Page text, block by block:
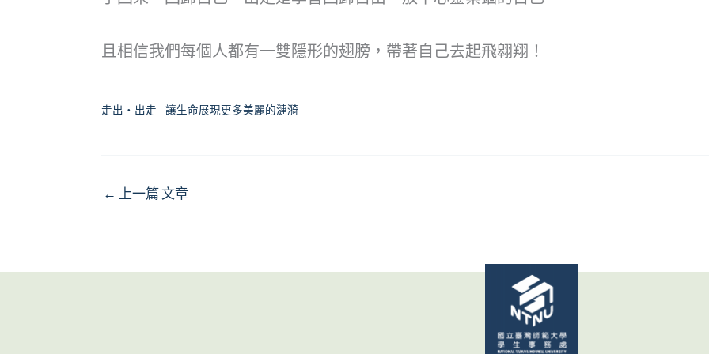
且相信我們每個人都有一雙隱形的翅膀，帶著自己去起飛翱翔！
走出‧出走—讓生命展現更多美麗的漣漪
← 上一篇 文章